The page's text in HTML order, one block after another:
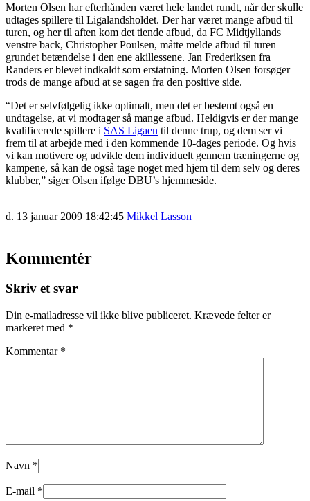
Morten Olsen har efterhånden været hele landet rundt, når der skulle
udtages spillere til Ligalandsholdet. Der har været mange afbud til
turen, og her til aften kom det tiende afbud, da FC Midtjyllands
venstre back, Christopher Poulsen, måtte melde afbud til turen
grundet betændelse i den ene akillessene. Jan Frederiksen fra
Randers er blevet indkaldt som erstatning. Morten Olsen forsøger
trods de mange afbud at se sagen fra den positive side.
“Det er selvfølgelig ikke optimalt, men det er bestemt også en
undtagelse, at vi modtager så mange afbud. Heldigvis er der mange
kvalificerede spillere i SAS Ligaen til denne trup, og dem ser vi
frem til at arbejde med i den kommende 10-dages periode. Og hvis
vi kan motivere og udvikle dem individuelt gennem træningerne og
kampene, så kan de også tage noget med hjem til dem selv og deres
klubber,” siger Olsen ifølge DBU’s hjemmeside.
d. 13 januar 2009 18:42:45 Mikkel Lasson
Kommentér
Skriv et svar
Din e-mailadresse vil ikke blive publiceret. Krævede felter er
markeret med *
Kommentar *
Navn *
E-mail *